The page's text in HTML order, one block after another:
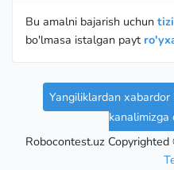
Bu amalni bajarish uchun
bo'lmasa istalgan payt
Yangiliklardan
kanalimizga
Robocontest.uz